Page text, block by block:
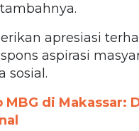
apresiasi
aspirasi
sosial.
di Makassar: